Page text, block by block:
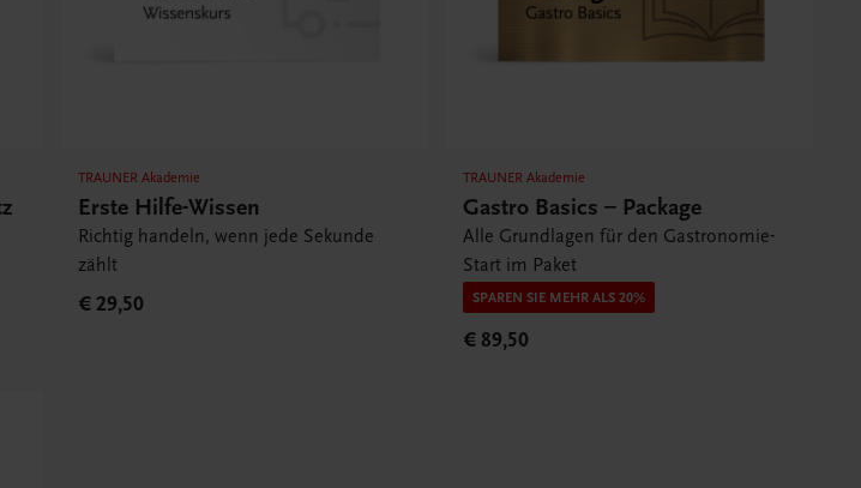
TRAUNER Akademie
Erste Hilfe-Wissen
Richtig handeln, wenn jede Sekunde
zählt
€ 29,50
TRAUNER Akademie
Gastro Basics – Package
Alle Grundlagen für den Gastronomie-
Start im Paket
SPAREN SIE MEHR ALS 20%
€ 89,50